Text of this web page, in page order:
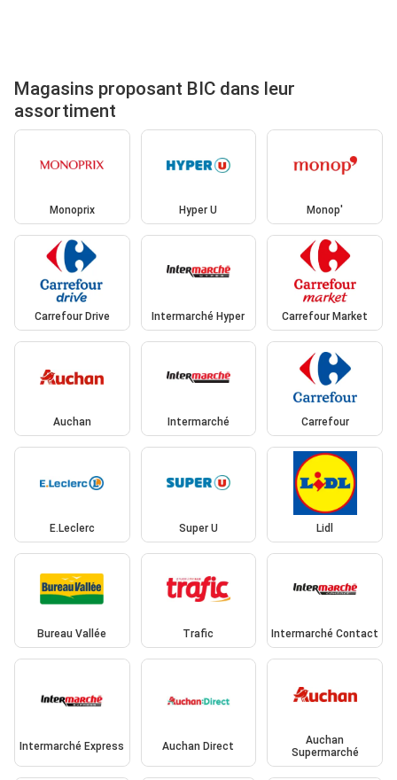
Magasins proposant BIC dans leur
assortiment
Monoprix Hyper U Monop'
Carrefour Drive Intermarché Hyper Carrefour Market
Auchan Intermarché Carrefour
E.Leclerc Super U Lidl
Bureau Vallée Trafic Intermarché Contact
Intermarché Express Auchan Direct
Auchan
Supermarché